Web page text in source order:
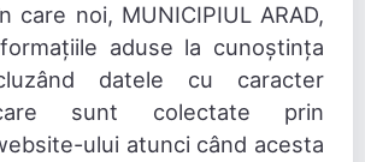
care noi, MUNICIPIUL ARAD,
aduse la cunoștința
datele cu caracter
sunt colectate prin
ului atunci când acesta